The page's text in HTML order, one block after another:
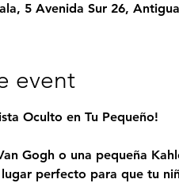
5 Avenida Sur 26,
event
Oculto en Tu Pequeño!
Gogh o una pequeña
perfecto para que tu